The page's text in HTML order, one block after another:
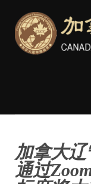
content
加拿大
通过